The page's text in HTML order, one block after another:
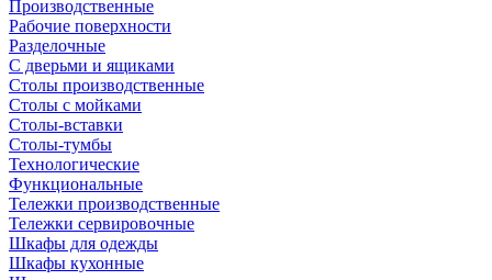
Производственные
Рабочие поверхности
Разделочные
С дверьми и ящиками
Столы производственные
Столы с мойками
Столы-вставки
Столы-тумбы
Технологические
Функциональные
Тележки производственные
Тележки сервировочные
Шкафы для одежды
Шкафы кухонные